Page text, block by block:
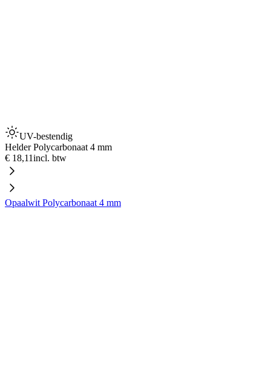
UV-bestendig
Helder Polycarbonaat 4 mm
€ 18,11incl. btw
Opaalwit Polycarbonaat 4 mm